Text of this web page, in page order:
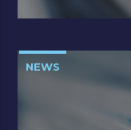
NEWS